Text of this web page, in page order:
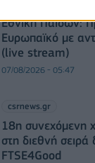
Εθνική Παίδων:
Ευρωπαϊκό με
(live stream)
07/08/2026 - 05:47
csrnews.gr
18η συνεχόμενη
στη διεθνή σειρά
FTSE4Good